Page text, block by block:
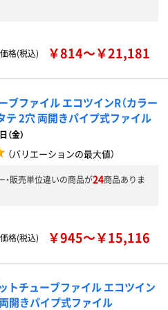
格(税込)
￥814～￥21,181
ブファイル エコツインR（カラー
テ 2穴 両開きパイプ式ファイル
金）
（バリエーションの最大値）
・販売単位違いの商品が24商品ありま
格(税込)
￥945～￥15,116
トチューブファイル エコツイン
開きパイプ式ファイル